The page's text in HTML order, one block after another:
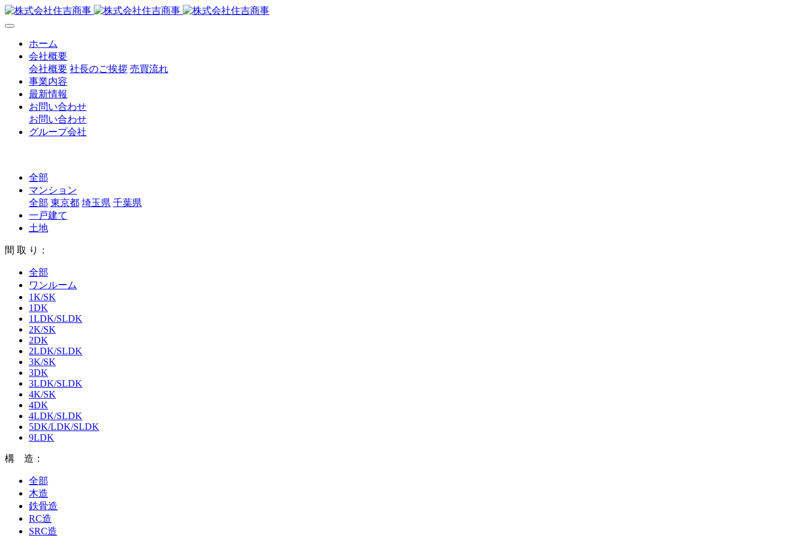
ホーム
会社概要
会社概要 社長のご挨拶 売買流れ
事業内容
最新情報
お問い合わせ
お問い合わせ
グループ会社
全部
マンション
全部 東京都 埼玉県 千葉県
一戸建て
土地
間 取 り：
全部
ワンルーム
1K/SK
1DK
1LDK/SLDK
2K/SK
2DK
2LDK/SLDK
3K/SK
3DK
3LDK/SLDK
4K/SK
4DK
4LDK/SLDK
5DK/LDK/SLDK
9LDK
構 造：
全部
木造
鉄骨造
RC造
SRC造